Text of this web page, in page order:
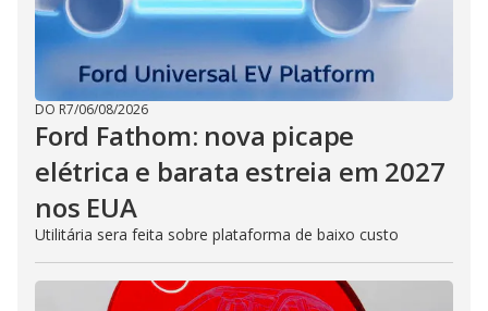
DO R7/06/08/2026
Ford Fathom: nova picape
elétrica e barata estreia em 2027
nos EUA
Utilitária sera feita sobre plataforma de baixo custo